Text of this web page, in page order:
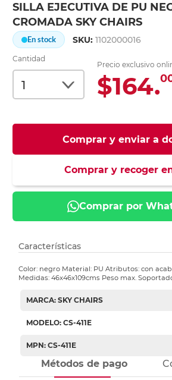
SILLA EJECUTIVA DE PU
CROMADA SKY CHAIRS
En stock SKU:1102000016
Cantidad
Precio exclusivo
$164.
Comprar y enviar a
Comprar y recoger
Comprar por
Características
Color: negro Material: PU Atributos: con
Medidas: 46x46x109cms Peso max.
MARCA: SKY CHAIRS
MODELO: CS-411E
MPN: CS-411E
Métodos de pago